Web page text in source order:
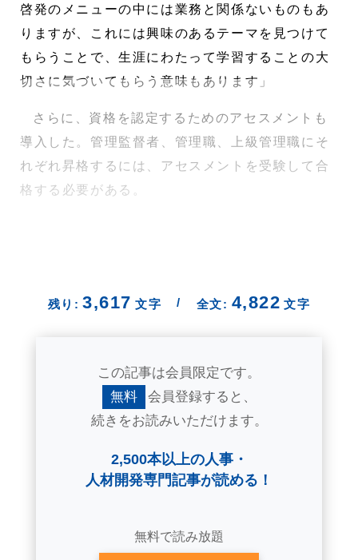
啓発のメニューの中には業務と関係ないものもあ
りますが、これには興味のあるテーマを見つけて
もらうことで、生涯にわたって学習することの大
切さに気づいてもらう意味もあります」
さらに、資格を認定するためのアセスメントも
導入した。管理監督者、管理職、上級管理職にそ
れぞれ昇格するには、アセスメントを受験して合
格する必要がある。
残り: 3,617 文字 / 全文: 4,822 文字
この記事は会員限定です。
無料
会員登録すると、
続きをお読みいただけます。
2,500本以上の人事・
人材開発専門記事が読める！
無料で読み放題